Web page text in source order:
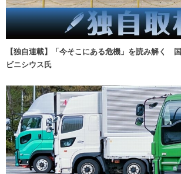
【独自連載】「今そこにある危機」を読み解く
ビニシウス氏